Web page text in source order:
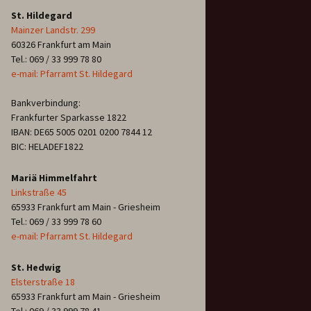
St. Hildegard
Mainzer Landstr. 299
60326 Frankfurt am Main
Tel.: 069 / 33 999 78 80
e-mail: Pfarramt St. Hildegard
Bankverbindung:
Frankfurter Sparkasse 1822
IBAN: DE65 5005 0201 0200 7844 12
BIC: HELADEF1822
Mariä Himmelfahrt
Linkstraße 45
65933 Frankfurt am Main - Griesheim
Tel.: 069 / 33 999 78 60
e-mail: Pfarramt St. Hildegard
St. Hedwig
Elsterstraße 18
65933 Frankfurt am Main - Griesheim